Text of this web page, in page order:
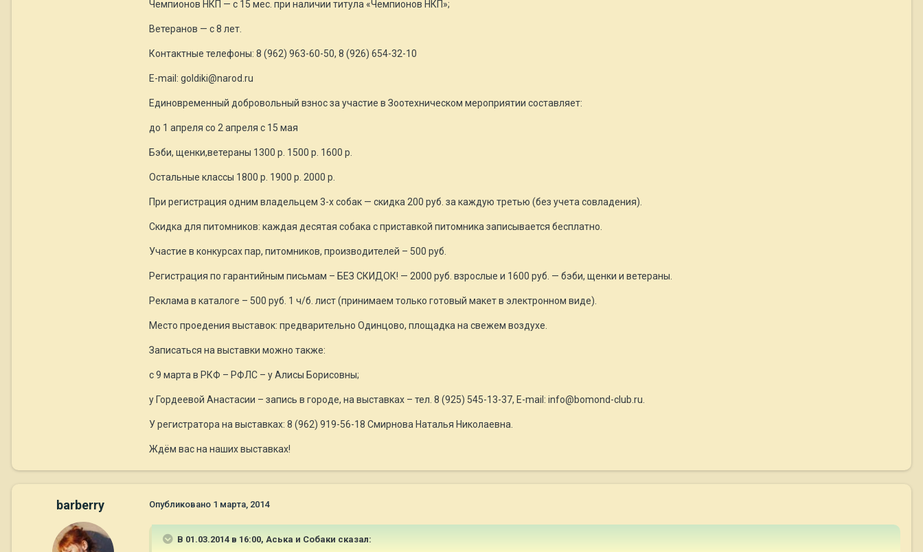
Чемпионов НКП — с 15 мес. при наличии титула «Чемпионов НКП»;
Ветеранов — с 8 лет.
Контактные телефоны: 8 (962) 963-60-50, 8 (926) 654-32-10
E-mail: goldiki@narod.ru
Единовременный добровольный взнос за участие в Зоотехническом мероприятии составляет:
до 1 апреля со 2 апреля с 15 мая
Бэби, щенки,ветераны 1300 р. 1500 р. 1600 р.
Остальные классы 1800 р. 1900 р. 2000 р.
При регистрация одним владельцем 3-х собак — скидка 200 руб. за каждую третью (без учета совладения).
Скидка для питомников: каждая десятая собака с приставкой питомника записывается бесплатно.
Участие в конкурсах пар, питомников, производителей – 500 руб.
Регистрация по гарантийным письмам – БЕЗ СКИДОК! — 2000 руб. взрослые и 1600 руб. — бэби, щенки и ветераны.
Реклама в каталоге – 500 руб. 1 ч/б. лист (принимаем только готовый макет в электронном виде).
Место проедения выставок: предварительно Одинцово, площадка на свежем воздухе.
Записаться на выставки можно также:
с 9 марта в РКФ – РФЛС – у Алисы Борисовны;
у Гордеевой Анастасии – запись в городе, на выставках – тел. 8 (925) 545-13-37, E-mail: info@bomond-club.ru.
У регистратора на выставках: 8 (962) 919-56-18 Смирнова Наталья Николаевна.
Ждём вас на наших выставках!
barberry Опубликовано 1 марта, 2014
В 01.03.2014 в 16:00, Аська и Собаки сказал: